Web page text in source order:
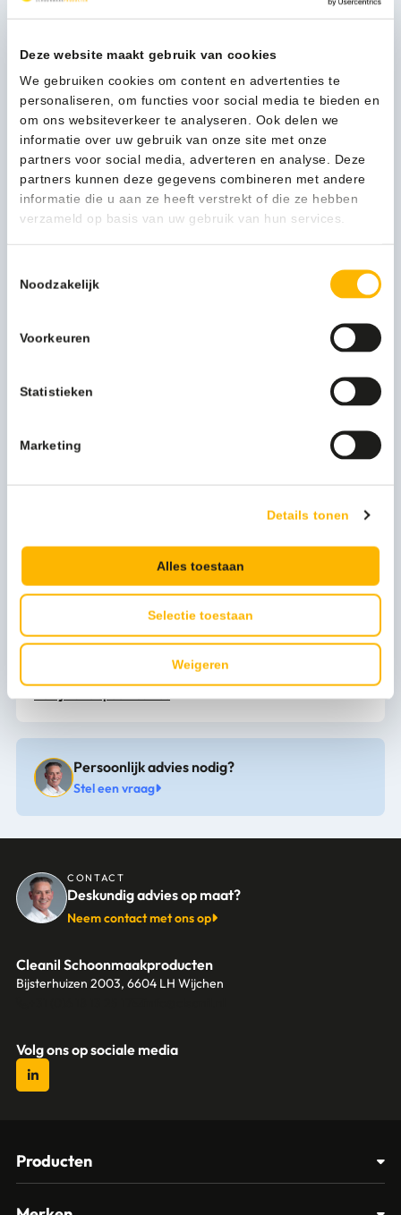
Deze website maakt gebruik van cookies
We gebruiken cookies om content en advertenties te
personaliseren, om functies voor social media te bieden en
om ons websiteverkeer te analyseren. Ook delen we
informatie over uw gebruik van onze site met onze
partners voor social media, adverteren en analyse. Deze
partners kunnen deze gegevens combineren met andere
informatie die u aan ze heeft verstrekt of die ze hebben
verzameld op basis van uw gebruik van hun services.
Noodzakelijk
Voorkeuren
Statistieken
Marketing
Details tonen
Alles toestaan
Selectie toestaan
Weigeren
blijft. Makkelijk te verplaatsen door de grote handgreep
ideaal voor afvalscheiding.
heel trots dat veel van onze producten, zoals deze, een
zilveren Cradle-to-Cradle certificaat hebben. Dat betekent
dat ze aan strikte voorwaarden voldoen voor het
(her)gebruik van materialen, duurzame energie,
waterbeheer en sociale rechtvaardigheid.
Meer productinformatie
Gewicht (kg) 1,61 kg
Merknaam
Model
Kleur
Pedaalemmer
Artikel materiaal 1 Plastic
Artikel hoogte mm 409
Persoonlijk advies nodig?
Stel een vraag
CONTACT
Deskundig advies op maat?
Neem contact met ons op
Cleanil Schoonmaakproducten
Bijsterhuizen 2003, 6604 LH Wijchen
Volg ons op sociale media
Producten